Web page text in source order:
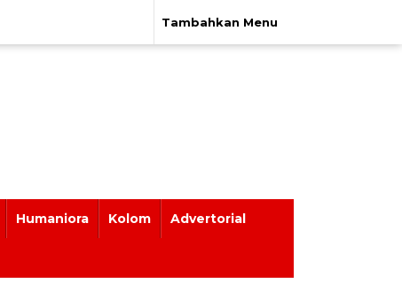
Tambahkan Menu
Humaniora Kolom Advertorial